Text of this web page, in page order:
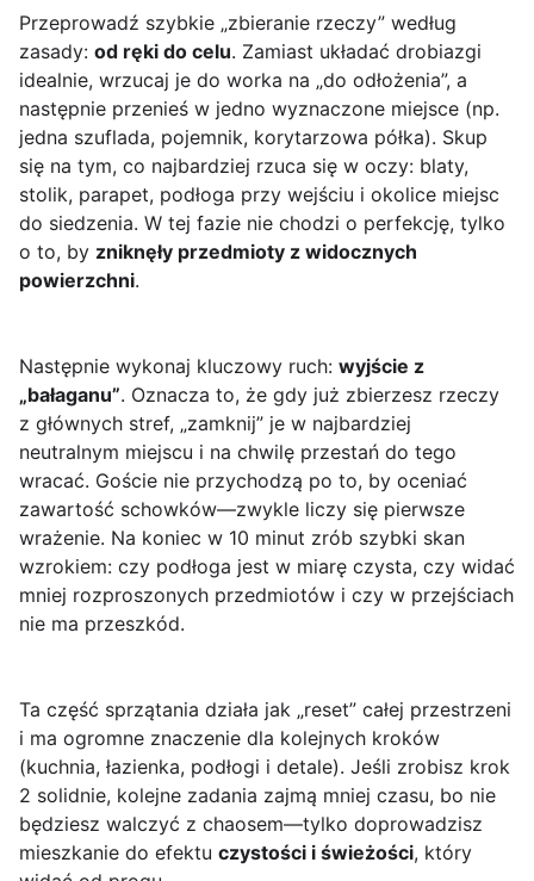
Przeprowadź szybkie „zbieranie rzeczy” według
zasady: od ręki do celu. Zamiast układać drobiazgi
idealnie, wrzucaj je do worka na „do odłożenia”, a
następnie przenieś w jedno wyznaczone miejsce (np.
jedna szuflada, pojemnik, korytarzowa półka). Skup
się na tym, co najbardziej rzuca się w oczy: blaty,
stolik, parapet, podłoga przy wejściu i okolice miejsc
do siedzenia. W tej fazie nie chodzi o perfekcję, tylko
o to, by zniknęły przedmioty z widocznych
powierzchni.
Następnie wykonaj kluczowy ruch: wyjście z
„bałaganu”. Oznacza to, że gdy już zbierzesz rzeczy
z głównych stref, „zamknij” je w najbardziej
neutralnym miejscu i na chwilę przestań do tego
wracać. Goście nie przychodzą po to, by oceniać
zawartość schowków—zwykle liczy się pierwsze
wrażenie. Na koniec w 10 minut zrób szybki skan
wzrokiem: czy podłoga jest w miarę czysta, czy widać
mniej rozproszonych przedmiotów i czy w przejściach
nie ma przeszkód.
Ta część sprzątania działa jak „reset” całej przestrzeni
i ma ogromne znaczenie dla kolejnych kroków
(kuchnia, łazienka, podłogi i detale). Jeśli zrobisz krok
2 solidnie, kolejne zadania zajmą mniej czasu, bo nie
będziesz walczyć z chaosem—tylko doprowadzisz
mieszkanie do efektu czystości i świeżości, który